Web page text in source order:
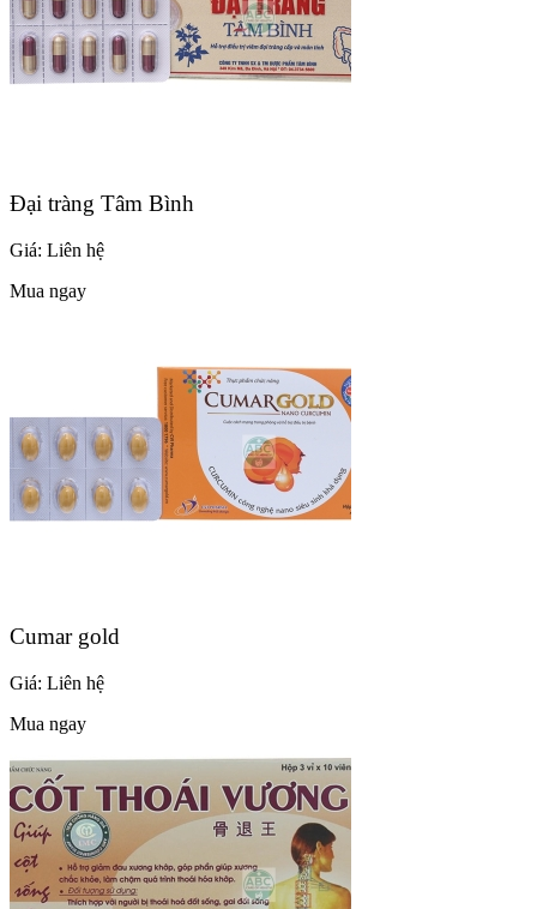
Đại tràng Tâm Bình
Giá: Liên hệ
Mua ngay
Cumar gold
Giá: Liên hệ
Mua ngay